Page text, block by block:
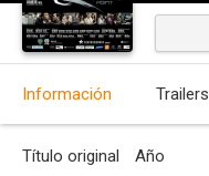
Información Trailers
Título original Año